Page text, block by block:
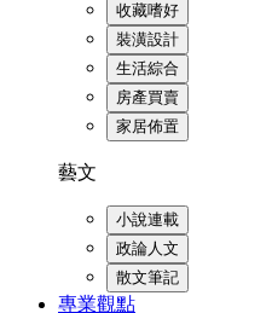
收藏嗜好
裝潢設計
生活綜合
房產買賣
家居佈置
藝文
小說連載
政論人文
散文筆記
專業觀點